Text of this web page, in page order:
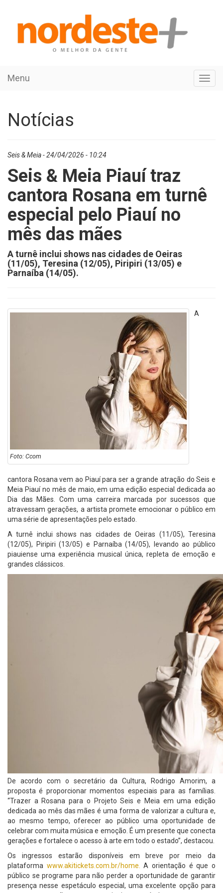
Menu
Notícias
Seis & Meia - 24/04/2026 - 10:24
Seis & Meia Piauí traz
cantora Rosana em turnê
especial pelo Piauí no
mês das mães
A turnê inclui shows nas cidades de Oeiras
(11/05), Teresina (12/05), Piripiri (13/05) e
Parnaíba (14/05).
Foto: Ccom
A
cantora Rosana vem ao Piauí para ser a grande atração do Seis e
Meia Piauí no mês de maio, em uma edição especial dedicada ao
Dia das Mães. Com uma carreira marcada por sucessos que
atravessam gerações, a artista promete emocionar o público em
uma série de apresentações pelo estado.
A turnê inclui shows nas cidades de Oeiras (11/05), Teresina
(12/05), Piripiri (13/05) e Parnaíba (14/05), levando ao público
piauiense uma experiência musical única, repleta de emoção e
grandes clássicos.
De acordo com o secretário da Cultura, Rodrigo Amorim, a
proposta é proporcionar momentos especiais para as famílias.
“Trazer a Rosana para o Projeto Seis e Meia em uma edição
dedicada ao mês das mães é uma forma de valorizar a cultura e,
ao mesmo tempo, oferecer ao público uma oportunidade de
celebrar com muita música e emoção. É um presente que conecta
gerações e fortalece o acesso à arte em todo o estado”, destacou.
Os ingressos estarão disponíveis em breve por meio da
plataforma www.akitickets.com.br/home.
A orientação é que o
público se programe para não perder a oportunidade de garantir
presença nesse espetáculo especial, uma excelente opção para